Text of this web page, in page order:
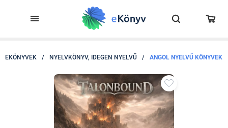
EKÖNYVEK / NYELVKÖNYV, IDEGEN NYELVŰ / ANGOL NYELVŰ KÖNYVEK